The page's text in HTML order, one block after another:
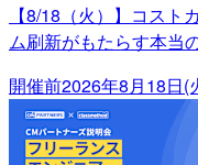
【8/18（火）】コス
ム刷新がもたらす本当
開催前2026年8月18日(